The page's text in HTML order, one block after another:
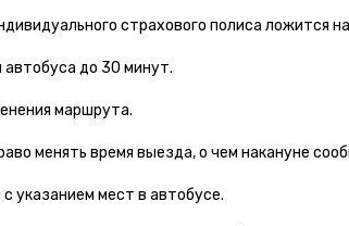
страхового полиса ложится
до 30 минут.
маршрута.
менять время выезда, о чем накануне
указанием мест в автобуcе.